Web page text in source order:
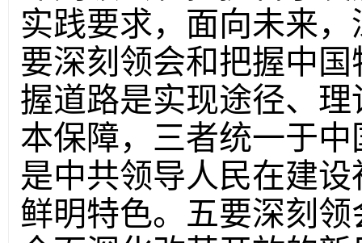
实践要求，面向未来
要深刻领会和把握中
握道路是实现途径、
本保障，三者统一于
是中共领导人民在建
鲜明特色。五要深刻